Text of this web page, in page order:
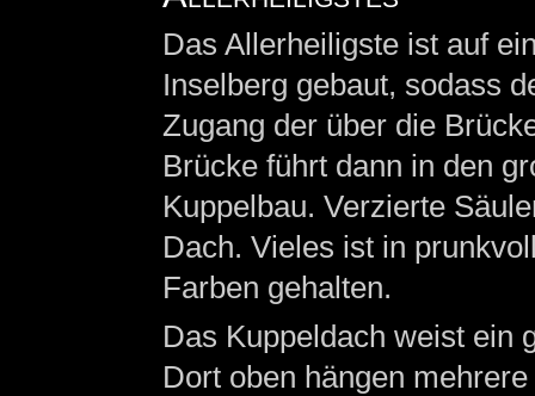
Das Allerheiligste ist auf
Inselberg gebaut, sodass
Zugang der über die
Brücke führt dann in den
Kuppelbau. Verzierte
Dach. Vieles ist in
Farben gehalten.
Das Kuppeldach weist ein
Dort oben hängen